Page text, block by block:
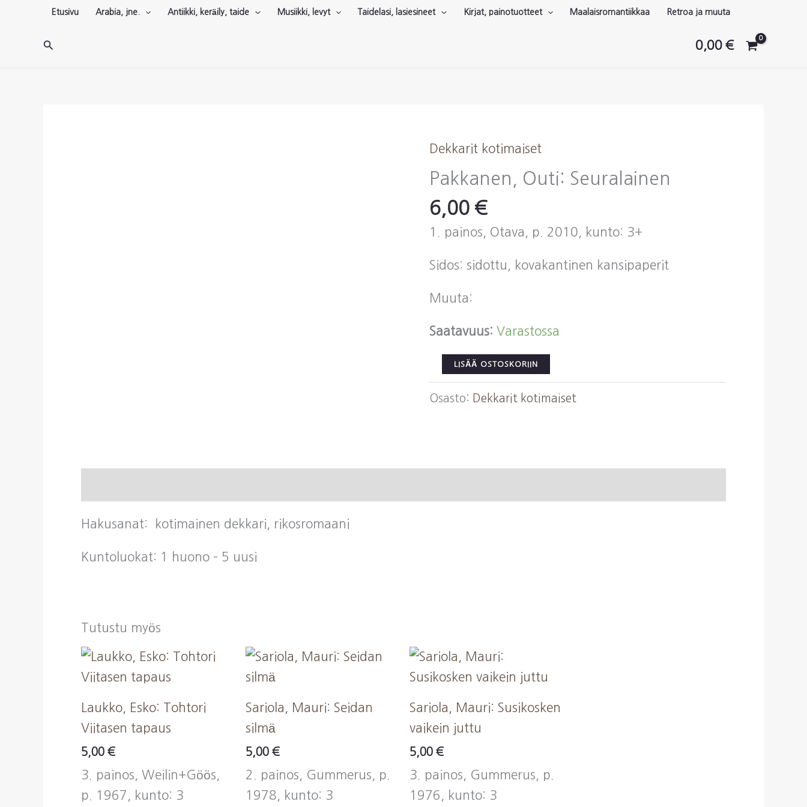
Etusivu Arabia, jne. Antiikki, keräily, taide Musiikki, levyt Taidelasi, lasiesineet Kirjat, painotuotteet Maalaisromantiikkaa Retroa ja muuta
Hae 0,00€
Dekkarit kotimaiset
Pakkanen, Outi: Seuralainen
6,00 €
1. painos, Otava, p. 2010, kunto: 3+
Sidos: sidottu, kovakantinen kansipaperit
Muuta:
Saatavuus: Varastossa
Pakkanen,
Outi:
Seuralainen
LISÄÄ OSTOSKORIIN
Osasto: Dekkarit kotimaiset
Hakusanat: kotimainen dekkari, rikosromaani
Kuntoluokat: 1 huono – 5 uusi
Tutustu myös
Laukko, Esko: Tohtori
Viitasen tapaus
5,00 €
3. painos, Weilin+Göös,
p. 1967, kunto: 3
Sariola, Mauri: Seidan
silmä
5,00 €
2. painos, Gummerus, p.
1978, kunto: 3
Sariola, Mauri: Susikosken
vaikein juttu
5,00 €
3. painos, Gummerus, p.
1976, kunto: 3